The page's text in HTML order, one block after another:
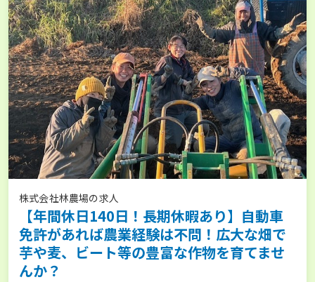
株式会社林農場の求人
【年間休日140日！長期休暇あり】自動車
免許があれば農業経験は不問！広大な畑で
芋や麦、ビート等の豊富な作物を育てませ
んか？